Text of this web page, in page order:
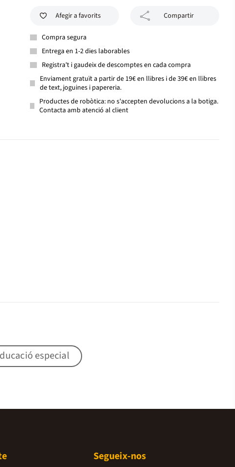
Afegir a favorits Compartir
Compra segura
Entrega en 1-2 dies laborables
Registra't i gaudeix de descomptes en cada compra
Enviament gratuït a partir de 19€ en llibres i de 39€ en llibres
de text, joguines i papereria.
Productes de robòtica: no s'accepten devolucions a la botiga.
Contacta amb atenció al client
especial
Segueix-nos